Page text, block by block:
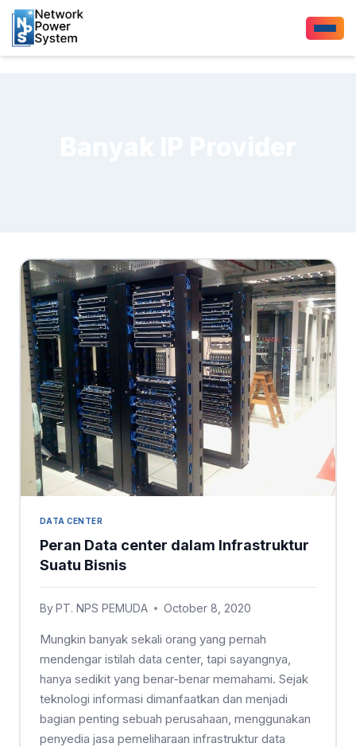
DATA CENTER
Peran Data center dalam Infrastruktur
Suatu Bisnis
ByPT. NPS PEMUDA October 8, 2020
Mungkin banyak sekali orang yang pernah
mendengar istilah data center, tapi sayangnya,
hanya sedikit yang benar-benar memahami. Sejak
teknologi informasi dimanfaatkan dan menjadi
bagian penting sebuah perusahaan, menggunakan
penyedia jasa pemeliharaan infrastruktur data